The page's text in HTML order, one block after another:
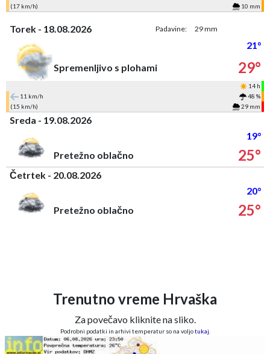
(17 km/h) 10 mm
Torek - 18.08.2026 Padavine: 29 mm
21°
Spremenljivo s plohami
29°
14 h
11 km/h
48 %
(15 km/h)
29 mm
Sreda - 19.08.2026
19°
Pretežno oblačno
25°
Četrtek - 20.08.2026
20°
Pretežno oblačno
25°
Trenutno vreme Hrvaška
Za povečavo kliknite na sliko.
Podrobni podatki in arhivi temperatur so na voljotukaj